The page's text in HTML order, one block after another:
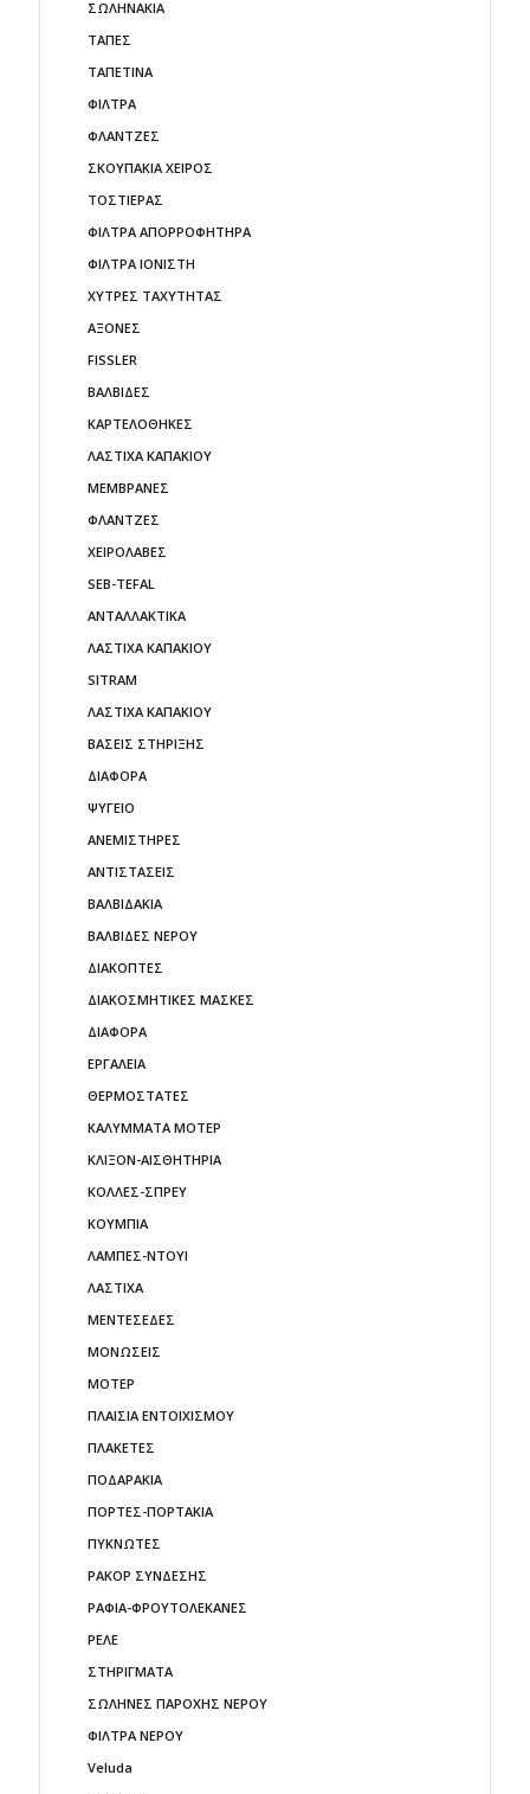
ΣΩΛΗΝΑΚΙΑ
ΤΑΠΕΣ
ΤΑΠΕΤΙΝΑ
ΦΙΛΤΡΑ
ΦΛΑΝΤΖΕΣ
ΣΚΟΥΠΑΚΙΑ ΧΕΙΡΟΣ
ΤΟΣΤΙΕΡΑΣ
ΦΙΛΤΡΑ ΑΠΟΡΡΟΦΗΤΗΡΑ
ΦΙΛΤΡΑ ΙΟΝΙΣΤΗ
ΧΥΤΡΕΣ ΤΑΧΥΤΗΤΑΣ
AΞΟΝΕΣ
FISSLER
ΒΑΛΒΙΔΕΣ
ΚΑΡΤΕΛΟΘΗΚΕΣ
ΛΑΣΤΙΧΑ ΚΑΠΑΚΙΟΥ
ΜΕΜΒΡΑΝΕΣ
ΦΛΑΝΤΖΕΣ
ΧΕΙΡΟΛΑΒΕΣ
SEB-TEFAL
ΑΝΤΑΛΛΑΚΤΙΚΑ
ΛΑΣΤΙΧΑ ΚΑΠΑΚΙΟΥ
SITRAM
ΛΑΣΤΙΧΑ ΚΑΠΑΚΙΟΥ
ΒΑΣΕΙΣ ΣΤΗΡΙΞΗΣ
ΔΙΑΦΟΡΑ
ΨΥΓΕΙO
ΑΝΕΜΙΣΤΗΡΕΣ
ΑΝΤΙΣΤΑΣΕΙΣ
ΒΑΛΒΙΔΑΚΙΑ
ΒΑΛΒΙΔΕΣ ΝΕΡΟΥ
ΔΙΑΚΟΠΤΕΣ
ΔΙΑΚΟΣΜΗΤΙΚΕΣ ΜΑΣΚΕΣ
ΔΙΑΦΟΡΑ
ΕΡΓΑΛΕΙΑ
ΘΕΡΜΟΣΤΑΤΕΣ
ΚΑΛΥΜΜΑΤΑ ΜΟΤΕΡ
ΚΛΙΞΟΝ-ΑΙΣΘΗΤΗΡΙΑ
ΚΟΛΛΕΣ-ΣΠΡΕΥ
ΚΟΥΜΠΙΑ
ΛΑΜΠΕΣ-ΝΤΟΥΙ
ΛΑΣΤΙΧΑ
ΜΕΝΤΕΣΕΔΕΣ
ΜΟΝΩΣΕΙΣ
ΜΟΤΕΡ
ΠΛΑΙΣΙΑ ΕΝΤΟΙΧΙΣΜΟΥ
ΠΛΑΚΕΤΕΣ
ΠΟΔΑΡΑΚΙΑ
ΠΟΡΤΕΣ-ΠΟΡΤΑΚΙΑ
ΠΥΚΝΩΤΕΣ
ΡΑΚΟΡ ΣΥΝΔΕΣΗΣ
ΡΑΦΙΑ-ΦΡΟΥΤΟΛΕΚΑΝΕΣ
ΡΕΛΕ
ΣΤΗΡΙΓΜΑΤΑ
ΣΩΛΗΝΕΣ ΠΑΡΟΧΗΣ ΝΕΡΟΥ
ΦΙΛΤΡΑ ΝΕΡΟΥ
Veluda